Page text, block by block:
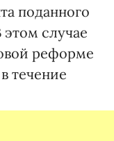
поданного
случае
реформе
течение